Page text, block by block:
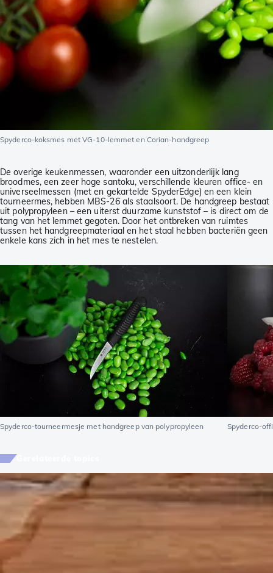
Spyderco-koksmes met VG-10-lemmet en Corian-handgreep
De overige keukenmessen, waaronder een uitzonderlijk lang
broodmes, een zeer hoge santoku, verschillende kleuren office- en
universeelmessen (met en gekartelde SpyderEdge) en een klein
tourneermes, hebben MBS-26 als staalsoort. De handgreep bestaat
uit polypropyleen – een uiterst duurzame kunststof – is direct om de
tang van het lemmet gegoten. Door het ontbreken van ruimtes
tussen het handgreepmateriaal en het staal hebben bacteriën geen
enkele kans zich in het mes te nestelen.
Spyderco-tourneermesje met handgreep van polypropyleen Spyderco-